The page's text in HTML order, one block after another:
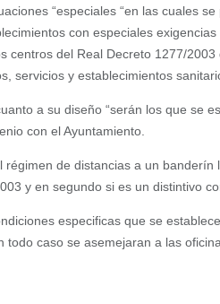
“especiales “en las cuales
con especiales
centros del Real Decreto 1277/
servicios y establecimientos
a su diseño “serán los que se
con el Ayuntamiento.
de distancias a un
y en segundo si es un distintivo
especificas que se
caso se asemejaran a las